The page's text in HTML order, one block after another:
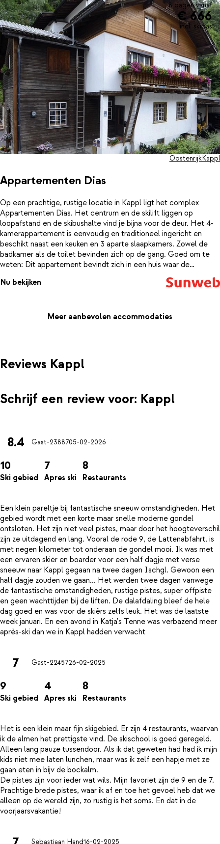
8 dagen vanaf
€ 666
incl. skipas
Appartementen Dias
OostenrijkKappl
Op een prachtige, rustige locatie in Kappl ligt het complex
Appartementen Dias. Het centrum en de skilift liggen op
loopafstand en de skibushalte vind je bijna voor de deur. Het 4-
kamerappartement is eenvoudig en traditioneel ingericht en
beschikt naast een keuken en 3 aparte slaapkamers. Zowel de
badkamer als de toilet bevinden zich op de gang. Goed om te
weten: Dit appartement bevindt zich in een huis waar de
Nu bekijken
Meer aanbevolen accommodaties
Reviews Kappl
Schrijf een review voor: Kappl
8.4 Gast-2388705-02-2026
10
Ski gebied
7
Apres ski
8
Restaurants
Een klein pareltje bij fantastische sneeuw omstandigheden. Het
gebied wordt met een korte maar snelle moderne gondel
ontsloten. Het zijn niet veel pistes, maar door het hoogteverschil
zijn ze uitdagend en lang. Vooral de rode 9, de Lattenabfahrt, is
met negen kilometer tot onderaan de gondel mooi. Ik was met
een ervaren skiër en boarder voor een half dagje met verse
sneeuw naar Kappl gegaan na twee dagen Ischgl. Gewoon een
half dagje zouden we gaan... Het werden twee dagen vanwege
de fantastische omstandigheden, rustige pistes, super offpiste
en geen wachttijden bij de liften. De dalafdaling bleef de hele
dag goed en was voor de skiërs zelfs leuk. Het was de laatste
week januari. En een avond in Katja's Tenne was verbazend meer
7 Gast-2245726-02-2025
9
Ski gebied
4
Apres ski
8
Restaurants
Het is een klein maar fijn skigebied. Er zijn 4 restaurants, waarvan
ik de almen het prettigste vind. De skischool is goed geregeld.
Alleen lang pauze tussendoor. Als ik dat geweten had had ik mijn
kids niet mee laten lunchen, maar was ik zelf een hapje met ze
gaan eten in bijv de bockalm.
De pistes zijn voor ieder wat wils. Mijn favoriet zijn de 9 en de 7.
Prachtige brede pistes, waar ik af en toe het gevoel heb dat we
alleen op de wereld zijn, zo rustig is het soms. En dat in de
Sebastiaan Hand16-02-2025